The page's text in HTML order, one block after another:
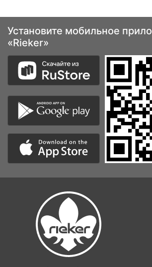
Установите мобильное
«Rieker»